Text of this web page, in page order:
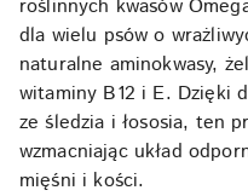
roślinnych kwasów
dla wielu psów o
naturalne aminokwasy,
witaminy B12 i E. Dzięki
ze śledzia i łososia, ten
wzmacniając układ
mięśni i kości.